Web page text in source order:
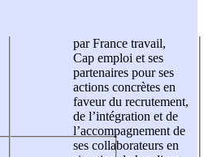
par France travail,
Cap emploi et ses
partenaires pour ses
actions concrètes en
faveur du recrutement,
de l’intégration et de
l’accompagnement de
ses collaborateurs en